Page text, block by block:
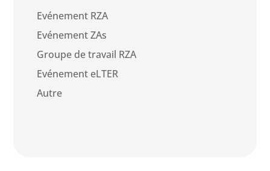
Evénement RZA
Evénement ZAs
Groupe de travail RZA
Evénement eLTER
Autre